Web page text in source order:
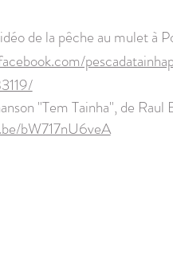
de la pêche au mulet à
"Tem Tainha", de Raul
bW717nU6veA